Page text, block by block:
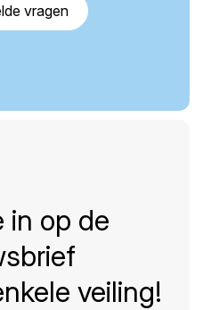
vragen
in op de
veiling!